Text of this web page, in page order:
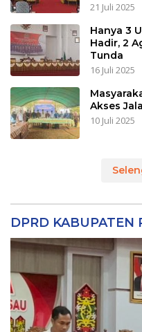
21 Juli 2025
Hanya 3
Hadir, 2
Tunda
16 Juli 2025
Akses
10 Juli 2025
DPRD KABUPATEN